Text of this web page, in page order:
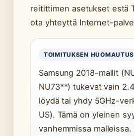
reitittimen asetukset estä
ota yhteyttä Internet-
TOIMITUKSEN HUOMAUTUS
Samsung 2018-mallit
NU73**) tukevat vain
löydä tai yhdy 5GHz-
US). Tämä on yleinen
vanhemmissa malleissa.